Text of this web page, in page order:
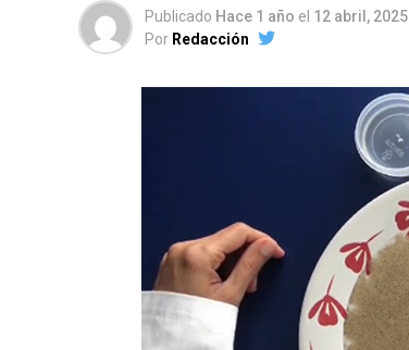
Publicado Hace 1 año el 12 abril, 2025
Por Redacción